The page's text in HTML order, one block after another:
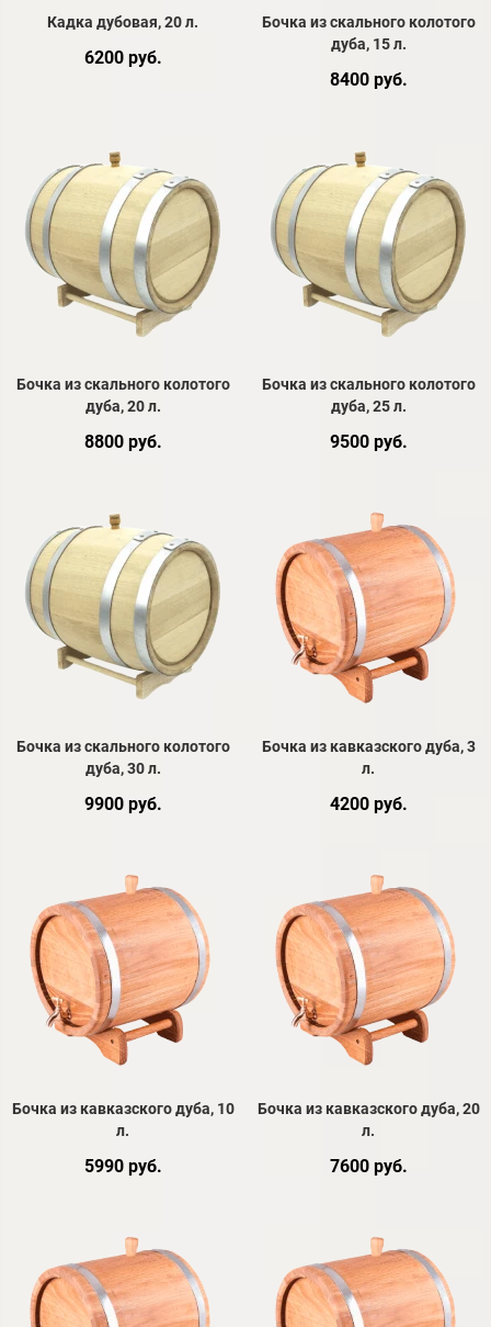
Кадка дубовая, 20 л.
6200 руб.
Бочка из скального колотого
дуба, 15 л.
8400 руб.
Бочка из скального колотого
дуба, 20 л.
8800 руб.
Бочка из скального колотого
дуба, 25 л.
9500 руб.
Бочка из скального колотого
дуба, 30 л.
9900 руб.
Бочка из кавказского дуба, 3
л.
4200 руб.
Бочка из кавказского дуба, 10
л.
5990 руб.
Бочка из кавказского дуба, 20
л.
7600 руб.